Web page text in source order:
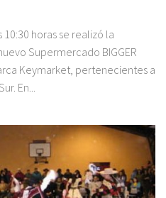
horas se realizó la
Supermercado BIGGER
Keymarket, pertenecientes a
En...